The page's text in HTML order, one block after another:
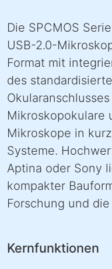
Die SPCMOS
USB-2.0-
Format mit
des
Mikroskopokulare
Mikroskope in
Systeme.
Aptina oder Sony
kompakter
Forschung und
Kernfunktionen